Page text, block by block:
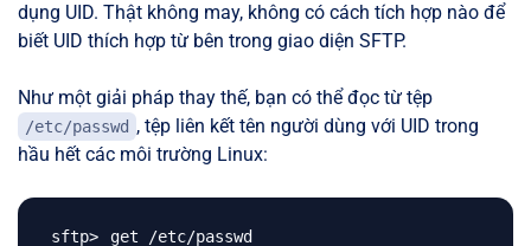
dụng UID. Thật không may, không có cách tích hợp nào để
biết UID thích hợp từ bên trong giao diện SFTP.
Như một giải pháp thay thế, bạn có thể đọc từ tệp
/etc/passwd , tệp liên kết tên người dùng với UID trong
hầu hết các môi trường Linux: